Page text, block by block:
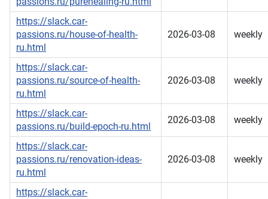
https://slack.car-
passions.ru/house-of-health-
ru.html
2026-03-08 weekly
https://slack.car-
passions.ru/source-of-health-
ru.html
2026-03-08 weekly
https://slack.car-
passions.ru/build-epoch-ru.html
2026-03-08 weekly
https://slack.car-
passions.ru/renovation-ideas-
ru.html
2026-03-08 weekly
https://slack.car-